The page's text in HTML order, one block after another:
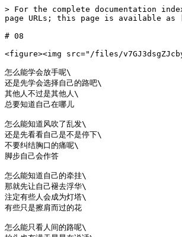
> For the complete documentation
page URLs; this page is available as
# 08
<figure><img src="/files/
怎么能学会放手呢\
还是先学会选择自己的路吧\
其他人不过是其他人\
总要知道自己在哪儿
怎么能知道风吹了乱发\
还是先看看自己是不是停下\
不要纠结胸口的痛呢\
脚步自己会作答
怎么能知道自己的牵挂\
那就先让自己褪去浮华\
注定有些人会成为灯塔\
有些只是擦肩而过的花
怎么能只看人间的路呢\